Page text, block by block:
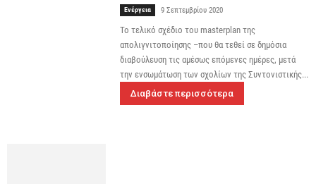
Ενέργεια 9 Σεπτεμβρίου 2020
To τελικό σχέδιο του masterplan της
απολιγνιτοποίησης –που θα τεθεί σε δημόσια
διαβούλευση τις αμέσως επόμενες ημέρες, μετά
την ενσωμάτωση των σχολίων της Συντονιστικής...
Διαβάστε περισσότερα